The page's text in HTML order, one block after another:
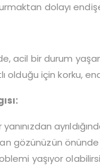
dolayı
acil bir durum
olduğu için korku,
gözünüzün önünde
yaşıyor